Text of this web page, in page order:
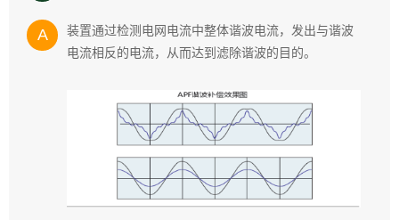
A
装置通过检测电网电流中整体谐波电流，发出与谐波
电流相反的电流，从而达到滤除谐波的目的。